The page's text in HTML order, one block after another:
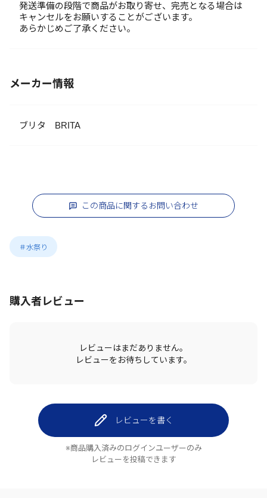
発送準備の段階で商品がお取り寄せ、完売となる場合は
キャンセルをお願いすることがございます。
あらかじめご了承ください。
メーカー情報
ブリタ BRITA
この商品に関するお問い合わせ
＃水祭り
購入者レビュー
レビューはまだありません。
レビューをお待ちしています。
レビューを書く
※商品購入済みのログインユーザーのみ
レビューを投稿できます